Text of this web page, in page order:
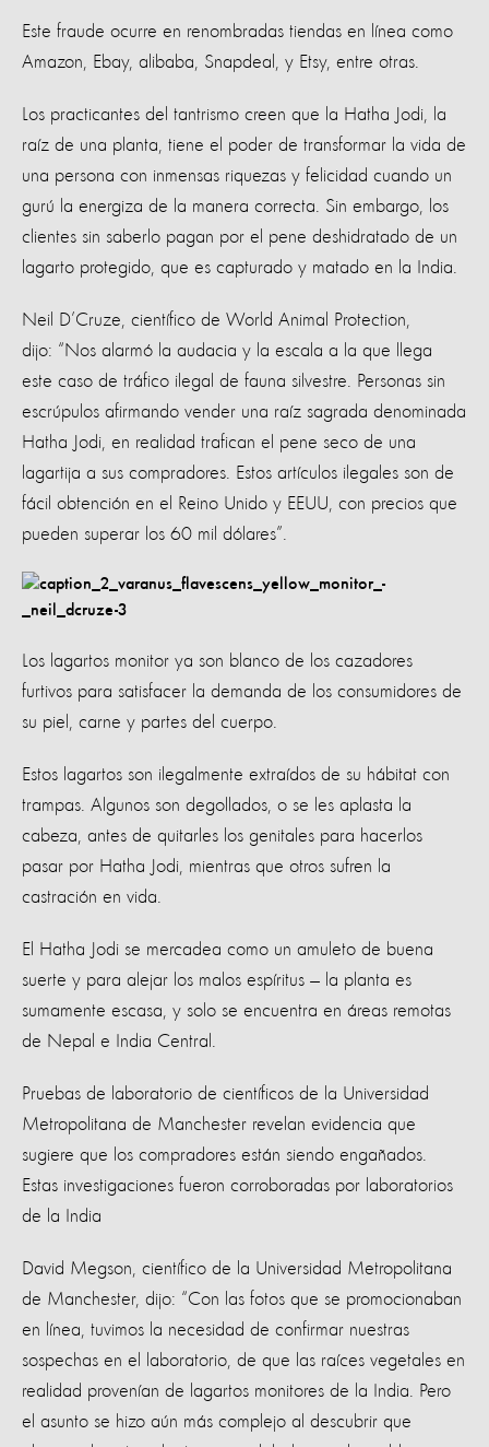
Este fraude ocurre en renombradas tiendas en línea como
Amazon, Ebay, alibaba, Snapdeal, y Etsy, entre otras.
Los practicantes del tantrismo creen que la Hatha Jodi, la
raíz de una planta, tiene el poder de transformar la vida de
una persona con inmensas riquezas y felicidad cuando un
gurú la energiza de la manera correcta. Sin embargo, los
clientes sin saberlo pagan por el pene deshidratado de un
lagarto protegido, que es capturado y matado en la India.
Neil D’Cruze, científico de World Animal Protection,
dijo: “Nos alarmó la audacia y la escala a la que llega
este caso de tráfico ilegal de fauna silvestre. Personas sin
escrúpulos afirmando vender una raíz sagrada denominada
Hatha Jodi, en realidad trafican el pene seco de una
lagartija a sus compradores. Estos artículos ilegales son de
fácil obtención en el Reino Unido y EEUU, con precios que
pueden superar los 60 mil dólares”.
Los lagartos monitor ya son blanco de los cazadores
furtivos para satisfacer la demanda de los consumidores de
su piel, carne y partes del cuerpo.
Estos lagartos son ilegalmente extraídos de su hábitat con
trampas. Algunos son degollados, o se les aplasta la
cabeza, antes de quitarles los genitales para hacerlos
pasar por Hatha Jodi, mientras que otros sufren la
castración en vida.
El Hatha Jodi se mercadea como un amuleto de buena
suerte y para alejar los malos espíritus — la planta es
sumamente escasa, y solo se encuentra en áreas remotas
de Nepal e India Central.
Pruebas de laboratorio de científicos de la Universidad
Metropolitana de Manchester revelan evidencia que
sugiere que los compradores están siendo engañados.
Estas investigaciones fueron corroboradas por laboratorios
de la India
David Megson, científico de la Universidad Metropolitana
de Manchester, dijo: “Con las fotos que se promocionaban
en línea, tuvimos la necesidad de confirmar nuestras
sospechas en el laboratorio, de que las raíces vegetales en
realidad provenían de lagartos monitores de la India. Pero
el asunto se hizo aún más complejo al descubrir que